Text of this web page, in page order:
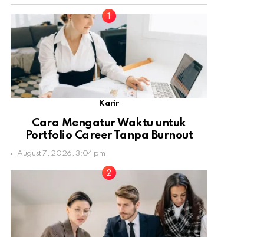
Karir
Cara Mengatur Waktu untuk
Portfolio Career Tanpa Burnout
August 7, 2026, 3:04 pm